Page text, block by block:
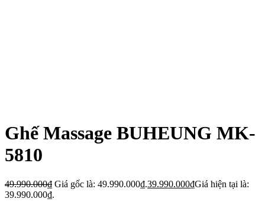
Ghế Massage BUHEUNG MK-
5810
49.990.000₫ Giá gốc là: 49.990.000₫.39.990.000₫Giá hiện tại là:
39.990.000₫.